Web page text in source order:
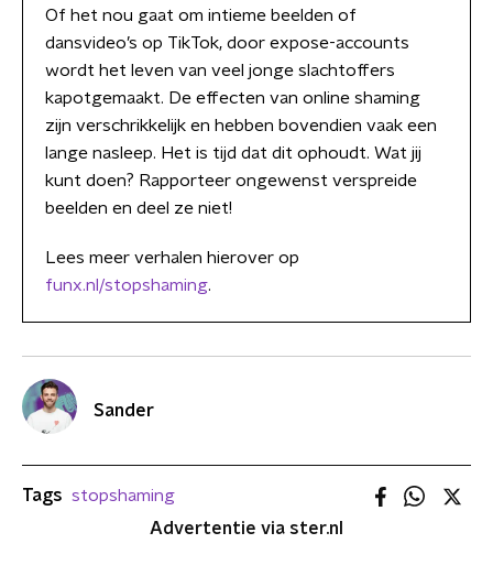
Of het nou gaat om intieme beelden of
dansvideo’s op TikTok, door expose-accounts
wordt het leven van veel jonge slachtoffers
kapotgemaakt. De effecten van online shaming
zijn verschrikkelijk en hebben bovendien vaak een
lange nasleep. Het is tijd dat dit ophoudt. Wat jij
kunt doen? Rapporteer ongewenst verspreide
beelden en deel ze niet!
Lees meer verhalen hierover op
funx.nl/stopshaming.
Sander
Tags stopshaming
Advertentie via ster.nl